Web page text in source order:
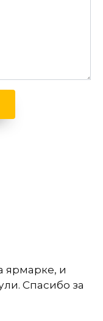
ярмарке, и
Спасибо за